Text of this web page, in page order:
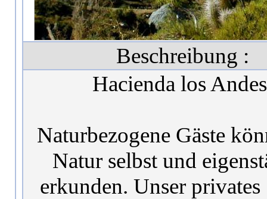
Beschreibung :
Hacienda los
Naturbezogene Gäste
Natur selbst und
erkunden. Unser privates